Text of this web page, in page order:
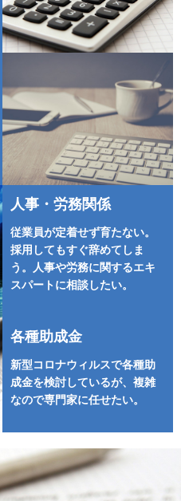
人事・労務関係
従業員が定着せず育たない。
採用してもすぐ辞めてしま
う。人事や労務に関するエキ
スパートに相談したい。
各種助成金
新型コロナウィルスで各種助
成金を検討しているが、複雑
なので専門家に任せたい。